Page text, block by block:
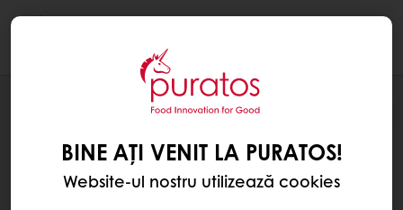
BINE AȚI VENIT LA PURATOS!
Website-ul nostru utilizează cookies